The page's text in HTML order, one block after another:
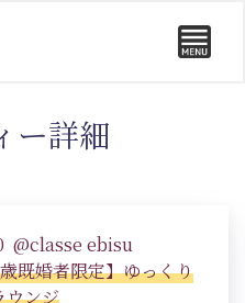
ー詳細
@classe ebisu
既婚者限定】ゆっくり
ウンジ